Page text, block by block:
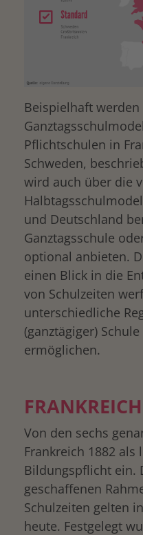
Beispielhaft
Pflichtschulen in
Schweden,
wird auch über die
und Deutschland
Ganztagsschule
optional anbieten.
einen Blick in die
von Schulzeiten
unterschiedliche
(ganztägiger)
ermöglichen.
FRANKREICH
Von den sechs
Frankreich 1882 als
Bildungspflicht ein.
geschaffenen
Schulzeiten gelten
heute. Festgelegt